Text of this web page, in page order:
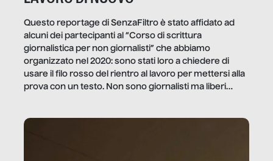
Questo reportage di SenzaFiltro è stato affidato ad
alcuni dei partecipanti al “Corso di scrittura
giornalistica per non giornalisti” che abbiamo
organizzato nel 2020: sono stati loro a chiedere di
usare il filo rosso del rientro al lavoro per mettersi alla
prova con un testo. Non sono giornalisti ma liberi